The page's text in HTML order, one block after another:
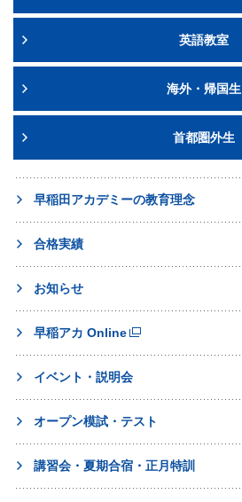
英語教室
海外・帰国生
首都圏外生
早稲田アカデミーの教育理念
合格実績
お知らせ
早稲アカ Online
イベント・説明会
オープン模試・テスト
講習会・夏期合宿・正月特訓